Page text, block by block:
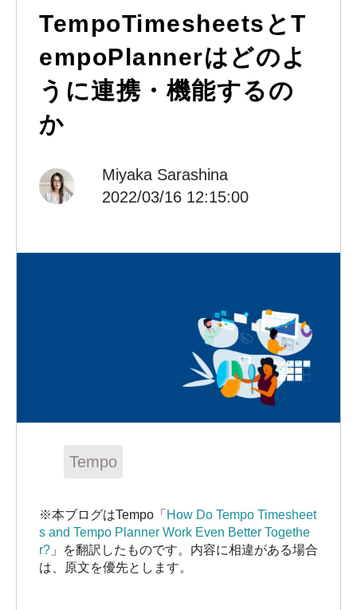
TempoTimesheetsとT
empoPlannerはどのよ
うに連携・機能するの
か
Miyaka Sarashina
2022/03/16 12:15:00
Tempo
※本ブログはTempo「 How Do Tempo Timesheet
s and Tempo Planner Work Even Better Togethe
r? 」を翻訳したものです。内容に相違がある場合
は、原文を優先とします。